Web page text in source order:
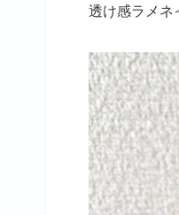
透け感ラメネ